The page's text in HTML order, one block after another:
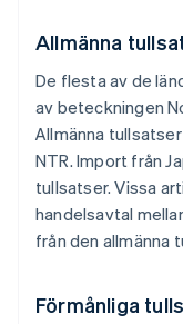
Allmänna
De flesta av de
av beteckningen
Allmänna
NTR. Import från
tullsatser. Vissa
handelsavtal
från den allmänna
Förmånliga